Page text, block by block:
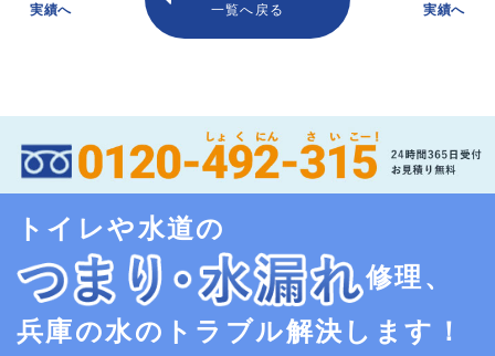
実績へ
一覧へ戻る
実績へ
トイレや水道の
修理、
兵庫の水のトラブル解決します！